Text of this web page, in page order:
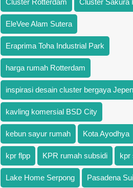
Cluster Rotterdam Cluster Sakura
EleVee Alam Sutera
Eraprima Toha Industrial Park
harga rumah Rotterdam
inspirasi desain cluster bergaya
kavling komersial BSD City
kebun sayur rumah Kota Ayodhya
kpr flpp KPR rumah subsidi kpr
Lake Home Serpong Pasadena